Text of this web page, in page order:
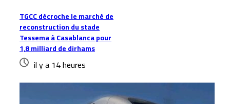
TGCC décroche le marché de
reconstruction du stade
Tessema à Casablanca pour
1,8 milliard de dirhams
il y a 14 heures